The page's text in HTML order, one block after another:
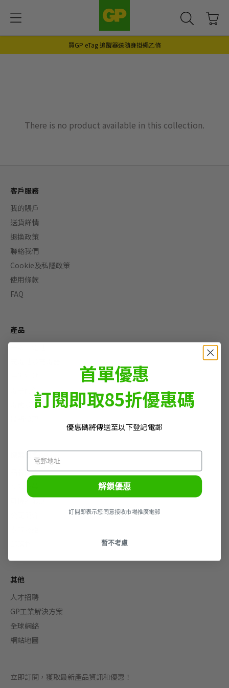
買GP eTag 追蹤器送隨身掛繩乙條
There is no product available in this collection.
客戶服務
我的賬戶
送貨詳情
退換政策
聯絡我們
Cookie及私隱政策
使用條款
FAQ
產品
電子配件
電筒及頭燈
探索更多GP
品牌故事
可持續發展
其他
人才招聘
GP工業解決方案
全球網絡
網站地圖
立即訂閱，獲取最新產品資訊和優惠！
首單優惠
訂閱即取85折優惠碼
優惠碼將傳送至以下登記電郵
解鎖優惠
訂閲即表示您同意接收市場推廣電郵
暫不考慮